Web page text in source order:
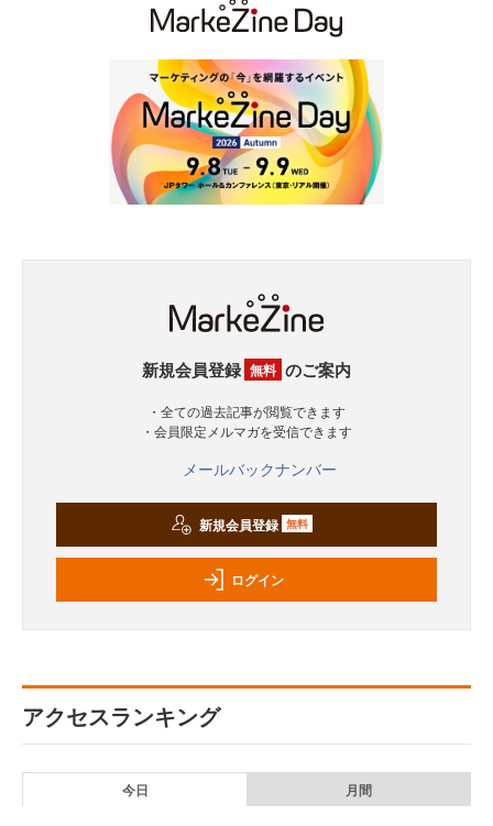
新規会員登録 無料 のご案内
・全ての過去記事が閲覧できます
・会員限定メルマガを受信できます
メールバックナンバー
新規会員登録 無料
ログイン
アクセスランキング
今日 月間